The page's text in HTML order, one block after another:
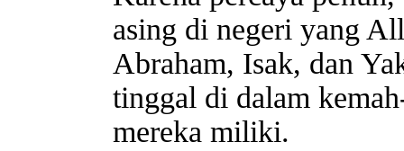
asing di negeri yang
Abraham, Isak, dan
tinggal di dalam
mereka miliki.